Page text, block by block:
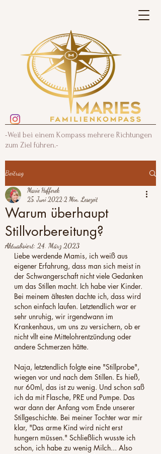
-Weil bei einem Kompass mehrere Richtungen
zum Ziel führen.-
Beitrag
Warum überhaupt
Stillvorbereitung?
Marie Hofferek
25. Juni 2022 2 Min. Lesezeit
Aktualisiert: 24. März 2023
Liebe werdende Mamis, ich weiß aus
eigener Erfahrung, dass man sich meist in
der Schwangerschaft nicht viele Gedanken
um das Stillen macht. Ich habe vier Kinder.
Bei meinem ältesten dachte ich, dass wird
schon einfach laufen. Letztendlich war er
sehr unruhig, wir irgendwann im
Krankenhaus, um uns zu versichern, ob er
nicht vllt eine Mittelohrentzündung oder
andere Schmerzen hätte.
Naja, letztendlich folgte eine "Stillprobe",
wiegen vor und nach dem Stillen. Es hieß,
nur 60ml, das ist zu wenig. Und schon saß
ich da mit Flasche, PRE und Pumpe. Das
war dann der Anfang vom Ende unserer
Stillgeschichte. Bei meiner Tochter war mir
klar, "Das arme Kind wird nicht erst
hungern müssen." Schließlich wusste ich
schon, ich habe zu wenig Milch... Also